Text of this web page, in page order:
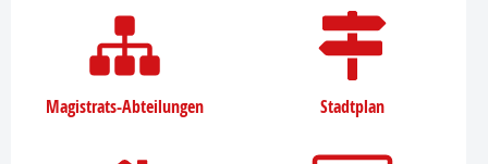
Magistrats-Abteilungen Stadtplan